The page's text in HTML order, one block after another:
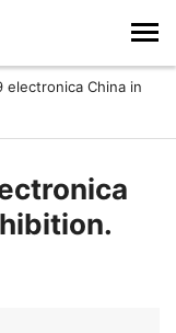
electronica China in